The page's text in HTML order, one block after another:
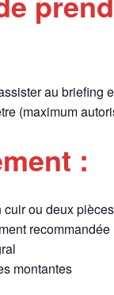
au briefing
(maximum
:
ou deux
recommandée
montantes